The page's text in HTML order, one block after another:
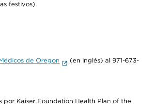
festivos).
de Oregon
(en inglés) al 971-673-
por Kaiser Foundation Health Plan of the